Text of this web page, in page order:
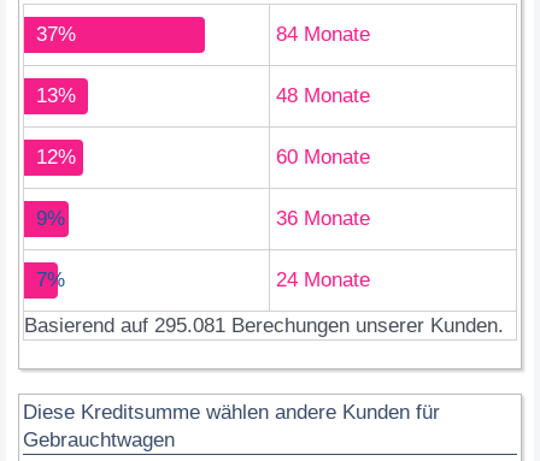
37% 84 Monate
13% 48 Monate
12% 60 Monate
9% 36 Monate
7%
24 Monate
Basierend auf 295.081 Berechungen unserer Kunden.
Diese Kreditsumme wählen andere Kunden für
Gebrauchtwagen